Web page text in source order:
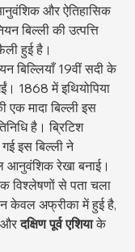
और ऐतिहासिक
बिल्ली की उत्पत्ति
हुई है।
बिल्लियाँ 19वीं सदी के
1868 में इथियोपिया
एक मादा बिल्ली इस
है। ब्रिटिश
गई इस बिल्ली ने
आनुवंशिक रेखा बनाई।
विश्लेषणों से पता चला
केवल अफ्रीका में हुई है,
दक्षिण पूर्व एशिया के